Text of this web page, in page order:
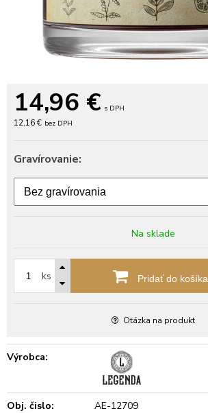
14,96 € s DPH
12,16 € bez DPH
Gravírovanie:
Na sklade
ks Pridať do košíka
Otázka na produkt
Výrobca:
Obj. čislo:
AE-12709